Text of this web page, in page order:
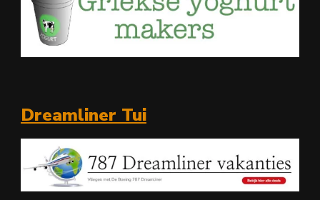
Dreamliner Tui